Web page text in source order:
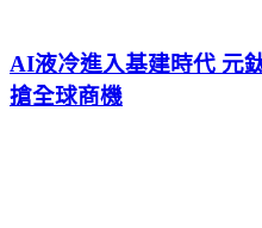
AI液冷進入基建時代 元
搶全球商機